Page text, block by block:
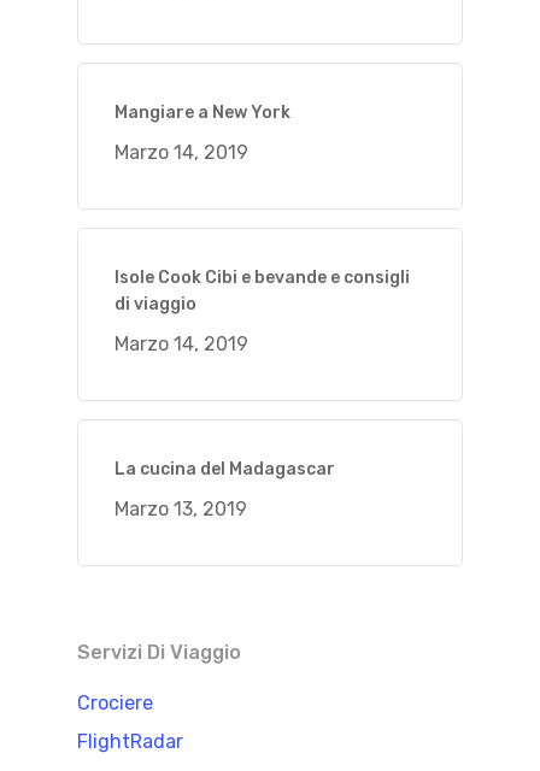
Mangiare a New York
Marzo 14, 2019
Isole Cook Cibi e bevande e consigli
di viaggio
Marzo 14, 2019
La cucina del Madagascar
Marzo 13, 2019
Servizi Di Viaggio
Crociere
FlightRadar